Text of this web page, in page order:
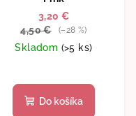
3,20 €
4,50 €
(–28 %)
Skladom (>5 ks)
Do košíka